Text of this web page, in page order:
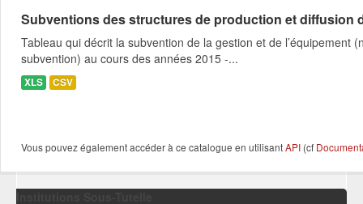
Subventions des structures de production et diffusion
Tableau qui décrit la subvention de la gestion et de
subvention) au cours des années 2015 -...
XLS CSV
Vous pouvez également accéder à ce catalogue en utilisantAPI (cf